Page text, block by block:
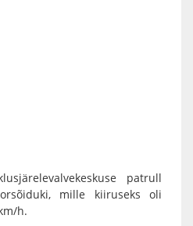
patrull
mille kiiruseks oli
h.